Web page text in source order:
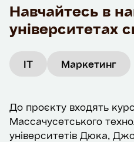
Навчайтесь в
університетах
IT Маркетинг
До проєкту входять
Массачусетського
університетів Дюка,